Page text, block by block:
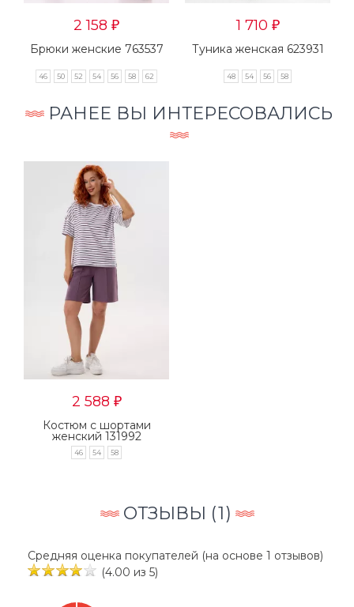
2 158 ₽
Брюки женские 763537
46 50 52 54 56 58 62
1 710 ₽
Туника женская 623931
48 54 56 58
РАНЕЕ ВЫ ИНТЕРЕСОВАЛИСЬ
2 588 ₽
Костюм с шортами
женский 131992
46 54 58
ОТЗЫВЫ (1)
Средняя оценка покупателей (на основе 1 отзывов)
(4.00 из 5)